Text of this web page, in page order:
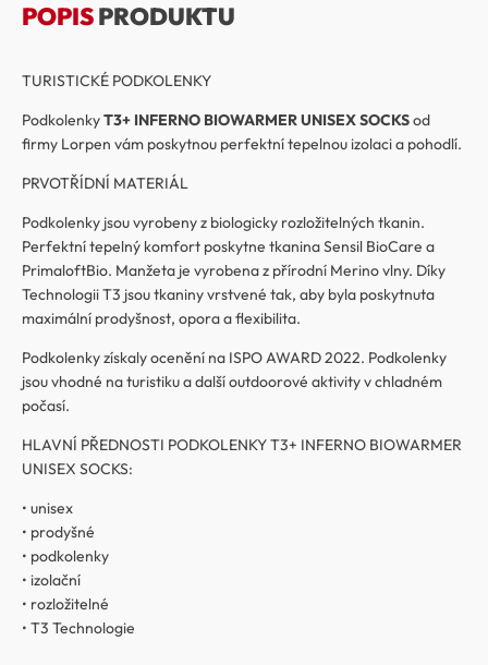
POPISPRODUKTU
TURISTICKÉ PODKOLENKY
PodkolenkyT3+ INFERNO BIOWARMER UNISEX SOCKSod
firmy Lorpen vám poskytnou perfektní tepelnou izolaci a pohodlí.
PRVOTŘÍDNÍ MATERIÁL
Podkolenky jsou vyrobeny z biologicky rozložitelných tkanin.
Perfektní tepelný komfort poskytne tkanina Sensil BioCare a
PrimaloftBio. Manžeta je vyrobena z přírodní Merino vlny. Díky
Technologii T3 jsou tkaniny vrstvené tak, aby byla poskytnuta
maximální prodyšnost, opora a flexibilita.
Podkolenky získaly ocenění na ISPO AWARD 2022. Podkolenky
jsou vhodné na turistiku a další outdoorové aktivity v chladném
počasí.
HLAVNÍ PŘEDNOSTI PODKOLENKY T3+ INFERNO BIOWARMER
UNISEX SOCKS:
• unisex
• prodyšné
• podkolenky
• izolační
• rozložitelné
• T3 Technologie